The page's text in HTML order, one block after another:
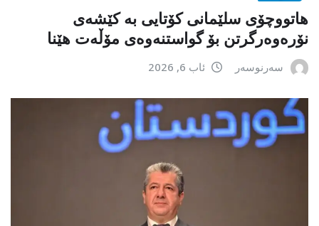
هاتووچۆی سلێمانی کۆتایی بە کێشەی
نۆرەوەرگرتن بۆ گواستنەوەی مۆڵەت هێنا
سەرنوسەر ئاب 6, 2026